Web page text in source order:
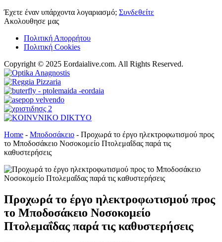
Έχετε έναν υπάρχοντα λογαριασμό; Συνδεθείτε
Ακολουθησε μας
Πολιτική Απορρήτου
Πολιτική Cookies
Copyright © 2025 Eordaialive.com. All Rights Reserved.
Home - Μποδοσάκειο - Προχωρά το έργο ηλεκτροφωτισμού προς
το Μποδοσάκειο Νοσοκομείο Πτολεμαΐδας παρά τις
καθυστερήσεις
Προχωρά το έργο ηλεκτροφωτισμού προς
το Μποδοσάκειο Νοσοκομείο
Πτολεμαΐδας παρά τις καθυστερήσεις